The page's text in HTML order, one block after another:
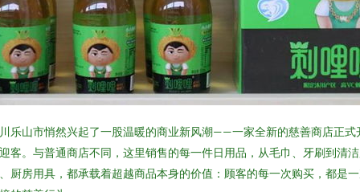
乐山市悄然兴起了一股温暖的商业新风潮——一家全新的慈善商店正式
客。与普通商店不同，这里销售的每一件日用品，从毛巾、牙刷到清
厨房用具，都承载着超越商品本身的价值：顾客的每一次购买，都是